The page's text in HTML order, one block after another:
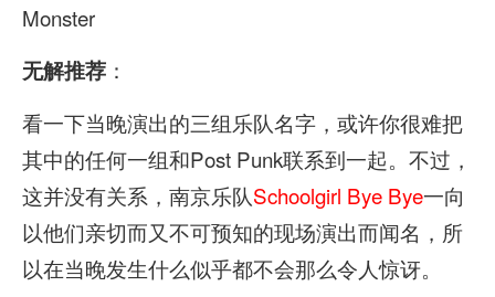
Monster
无解推荐 ：
看一下当晚演出的三组乐队名字，或许你很难把
其中的任何一组和Post Punk联系到一起。不过，
这并没有关系，南京乐队Schoolgirl Bye Bye一向
以他们亲切而又不可预知的现场演出而闻名，所
以在当晚发生什么似乎都不会那么令人惊讶。